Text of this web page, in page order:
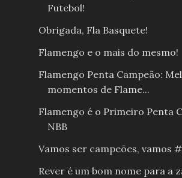
Futebol!
Obrigada, Fla Basquete!
Flamengo e o mais do mesmo!
Flamengo Penta Campeão:
momentos de Flame...
Flamengo é o Primeiro Penta
NBB
Vamos ser campeões, vamos
Rever é um bom nome para a